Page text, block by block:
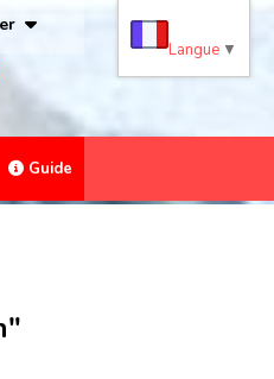
Guide
Langue ▼